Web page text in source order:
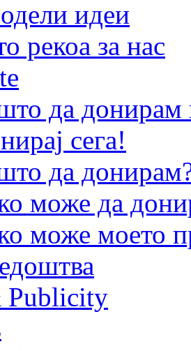
идеи
рекоа за нас
да
сега!
да
може да
може моето
Publicity